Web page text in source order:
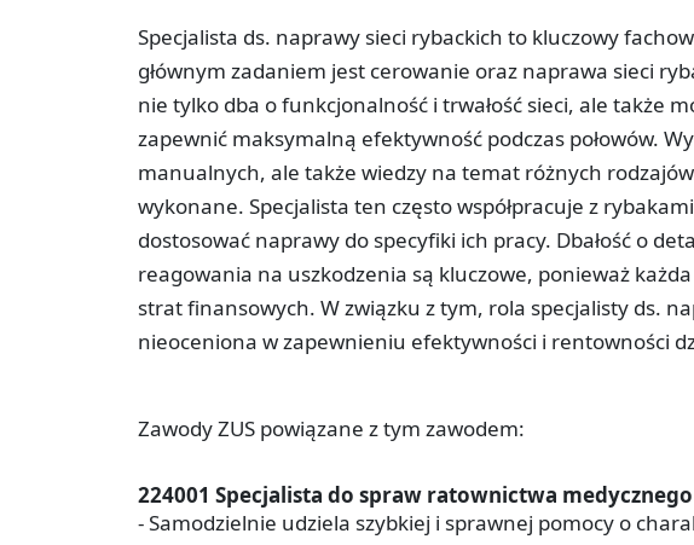
Specjalista ds. naprawy sieci rybackich to kluczowy
głównym zadaniem jest cerowanie oraz naprawa sieci
nie tylko dba o funkcjonalność i trwałość sieci, ale także
zapewnić maksymalną efektywność podczas połowów.
manualnych, ale także wiedzy na temat różnych
wykonane. Specjalista ten często współpracuje z
dostosować naprawy do specyfiki ich pracy. Dbałość o
reagowania na uszkodzenia są kluczowe, ponieważ
strat finansowych. W związku z tym, rola specjalisty ds.
nieoceniona w zapewnieniu efektywności i rentowności
Zawody ZUS powiązane z tym zawodem:
224001 Specjalista do spraw ratownictwa medycznego
- Samodzielnie udziela szybkiej i sprawnej pomocy o